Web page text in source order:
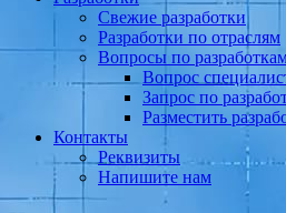
Свежие разработки
Разработки по отраслям
Вопросы по
Вопрос
Запрос по
Разместить
Контакты
Реквизиты
Напишите нам